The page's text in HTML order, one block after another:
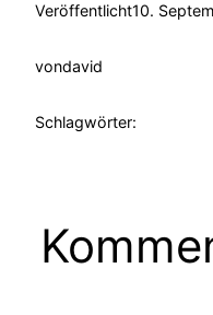
Veröffentlicht10.
vondavid
Schlagwörter: